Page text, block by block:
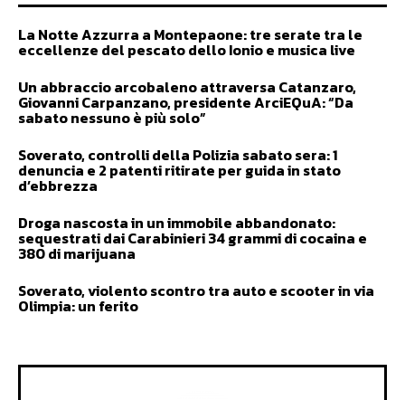
La Notte Azzurra a Montepaone: tre serate tra le
eccellenze del pescato dello Ionio e musica live
Un abbraccio arcobaleno attraversa Catanzaro,
Giovanni Carpanzano, presidente ArciEQuA: “Da
sabato nessuno è più solo”
Soverato, controlli della Polizia sabato sera: 1
denuncia e 2 patenti ritirate per guida in stato
d’ebbrezza
Droga nascosta in un immobile abbandonato:
sequestrati dai Carabinieri 34 grammi di cocaina e
380 di marijuana
Soverato, violento scontro tra auto e scooter in via
Olimpia: un ferito